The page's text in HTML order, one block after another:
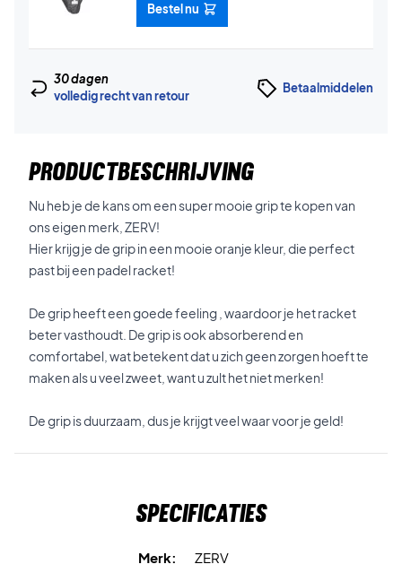
Bestel nu
30 dagen
volledig recht van retour
Betaalmiddelen
PRODUCTBESCHRIJVING
Nu heb je de kans om een super mooie grip te kopen van
ons eigen merk, ZERV!
Hier krijg je de grip in een mooie oranje kleur, die perfect
past bij een padel racket!
De grip heeft een goede feeling , waardoor je het racket
beter vasthoudt. De grip is ook absorberend en
comfortabel, wat betekent dat u zich geen zorgen hoeft te
maken als u veel zweet, want u zult het niet merken!
De grip is duurzaam, dus je krijgt veel waar voor je geld!
Specificaties
Merk:
ZERV